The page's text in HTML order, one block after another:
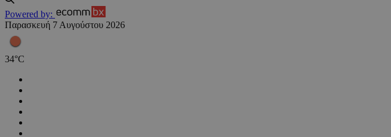
Powered by:
Παρασκευή 7 Αυγούστου 2026
34°C